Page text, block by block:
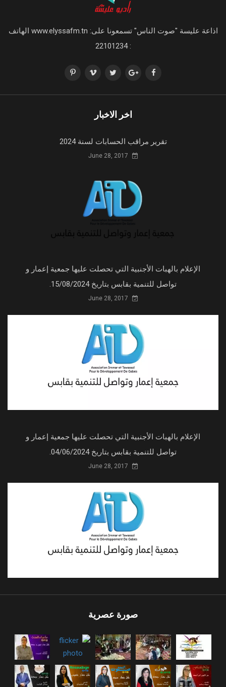
اذاعة عليسة "صوت الناس" تسمعونا على: www.elyssafm.tn الهاتف
: 22101234
اخر الاخبار
تقرير مراقب الحسابات لسنة 2024
الإعلام بالهبات الأجنبية التي تحصلت عليها جمعية إعمار و
تواصل للتنمية بقابس بتاريخ 15/08/2024.
الإعلام بالهبات الأجنبية التي تحصلت عليها جمعية إعمار و
تواصل للتنمية بقابس بتاريخ 04/06/2024.
صورة عصرية